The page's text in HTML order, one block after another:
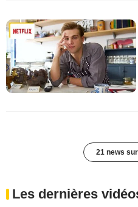
21 news
Les dernières